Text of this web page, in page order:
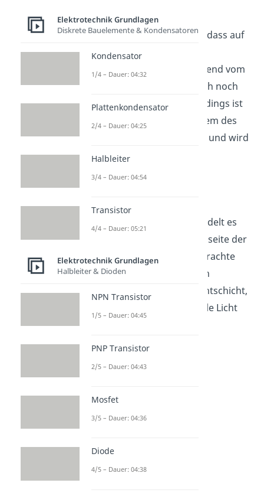
Interessant ist außerdem, dass auf
die Elektronen neben der
elektrischen Kraft, ausgehend vom
elektrischen Feld, zusätzlich noch
die Gravitation wirkt. Allerdings ist
ihr Effekt verglichen mit dem des
elektrischen Feldes gering und wird
hier nicht betrachtet.
Bei dem Leuchtschirm handelt es
sich um eine auf der Innenseite der
Braunschen Röhre aufgebrachte
Leuchtstoffschicht. Treffen
Elektronen auf diese Leuchtschicht,
wird an der jeweiligen Stelle Licht
Braunsche Röhre
Elektrotechnik Grundlagen
Diskrete Bauelemente & Kondensatoren
Kondensator
1/4 – Dauer: 04:32
Plattenkondensator
2/4 – Dauer: 04:25
Halbleiter
3/4 – Dauer: 04:54
Transistor
4/4 – Dauer: 05:21
Elektrotechnik Grundlagen
Halbleiter & Dioden
NPN Transistor
1/5 – Dauer: 04:45
PNP Transistor
2/5 – Dauer: 04:43
Mosfet
3/5 – Dauer: 04:36
Diode
4/5 – Dauer: 04:38